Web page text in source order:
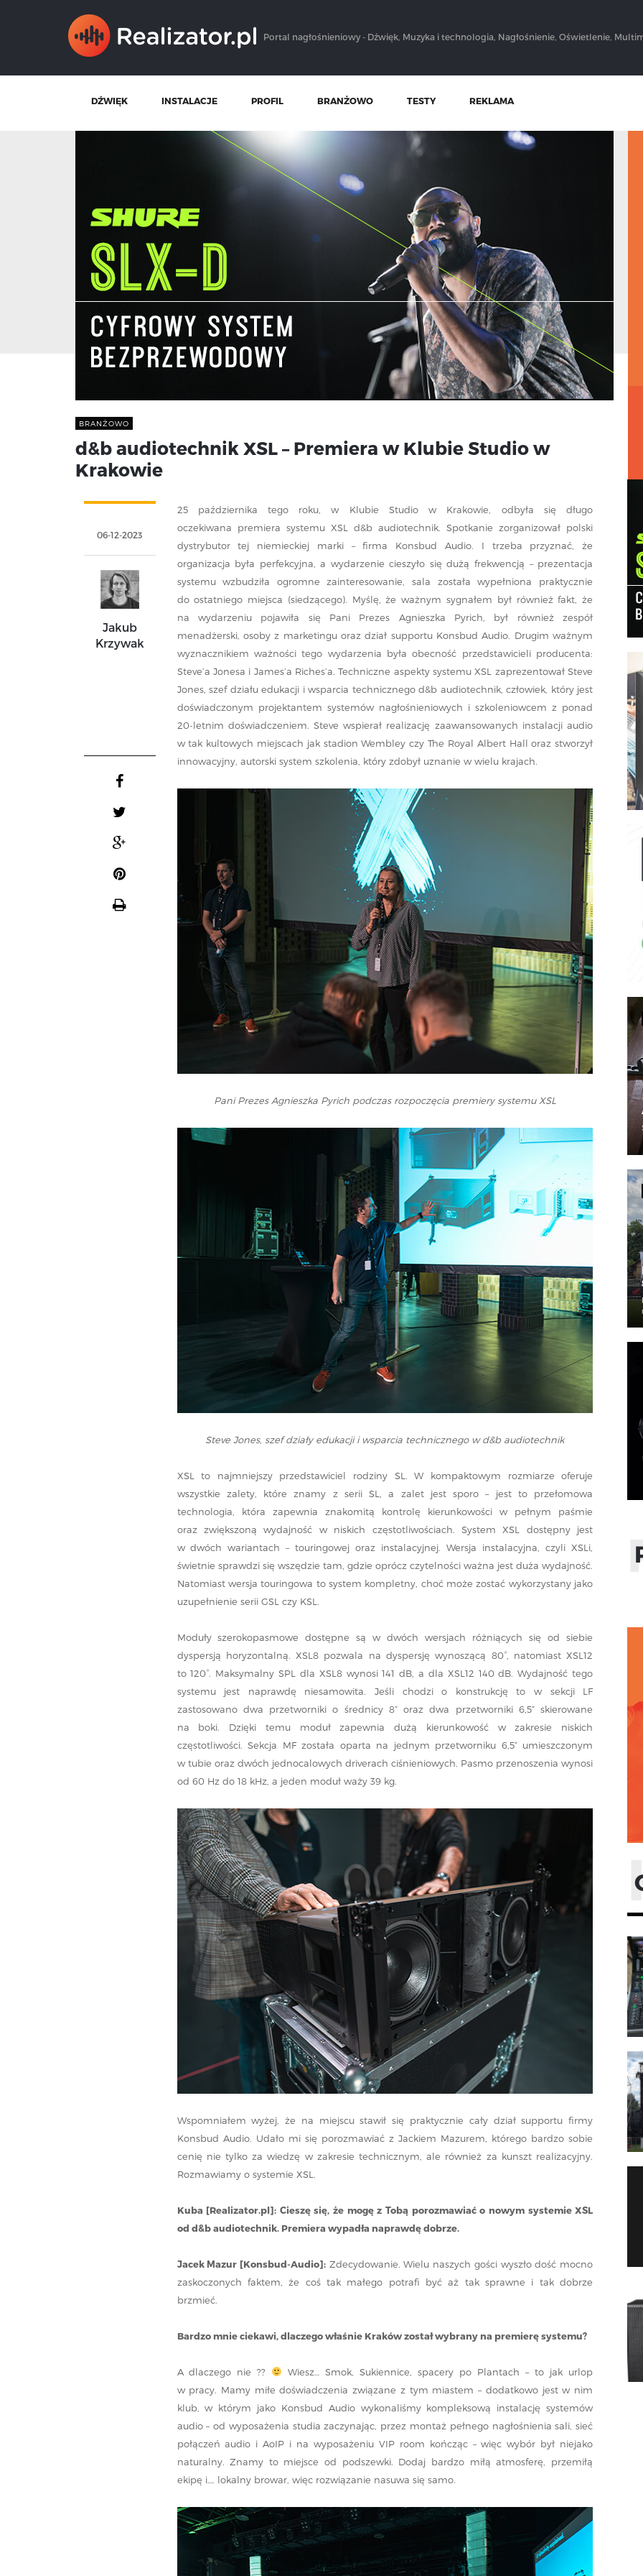
Portal nagłośnieniowy - Dźwięk, Muzyka i technologia, Nagłośnienie, Oświetlenie,
DŹWIĘK INSTALACJE PROFIL BRANŻOWO TESTY REKLAMA
BRANŻOWO
d&b audiotechnik XSL – Premiera w Klubie Studio w
Krakowie
06-12-2023
Jakub
Krzywak
25 października tego roku, w Klubie Studio w Krakowie, odbyła się długo
oczekiwana premiera systemu XSL d&b audiotechnik. Spotkanie zorganizował polski
dystrybutor tej niemieckiej marki – firma Konsbud Audio. I trzeba przyznać, że
organizacja była perfekcyjna, a wydarzenie cieszyło się dużą frekwencją – prezentacja
systemu wzbudziła ogromne zainteresowanie, sala została wypełniona praktycznie
do ostatniego miejsca (siedzącego). Myślę, że ważnym sygnałem był również fakt, że
na wydarzeniu pojawiła się Pani Prezes Agnieszka Pyrich, był również zespół
menadżerski, osoby z marketingu oraz dział supportu Konsbud Audio. Drugim ważnym
wyznacznikiem ważności tego wydarzenia była obecność przedstawicieli producenta:
Steve’a Jonesa i James’a Riches’a. Techniczne aspekty systemu XSL zaprezentował Steve
Jones, szef działu edukacji i wsparcia technicznego d&b audiotechnik, człowiek, który jest
doświadczonym projektantem systemów nagłośnieniowych i szkoleniowcem z ponad
20-letnim doświadczeniem. Steve wspierał realizację zaawansowanych instalacji audio
w tak kultowych miejscach jak stadion Wembley czy The Royal Albert Hall oraz stworzył
innowacyjny, autorski system szkolenia, który zdobył uznanie w wielu krajach.
Pani Prezes Agnieszka Pyrich podczas rozpoczęcia premiery systemu XSL
Steve Jones, szef działy edukacji i wsparcia technicznego w d&b audiotechnik
XSL to najmniejszy przedstawiciel rodziny SL. W kompaktowym rozmiarze oferuje
wszystkie zalety, które znamy z serii SL, a zalet jest sporo – jest to przełomowa
technologia, która zapewnia znakomitą kontrolę kierunkowości w pełnym paśmie
oraz zwiększoną wydajność w niskich częstotliwościach. System XSL dostępny jest
w dwóch wariantach – touringowej oraz instalacyjnej. Wersja instalacyjna, czyli XSLi,
świetnie sprawdzi się wszędzie tam, gdzie oprócz czytelności ważna jest duża wydajność.
Natomiast wersja touringowa to system kompletny, choć może zostać wykorzystany jako
uzupełnienie serii GSL czy KSL.
Moduły szerokopasmowe dostępne są w dwóch wersjach różniących się od siebie
dyspersją horyzontalną. XSL8 pozwala na dyspersję wynoszącą 80°, natomiast XSL12
to 120°. Maksymalny SPL dla XSL8 wynosi 141 dB, a dla XSL12 140 dB. Wydajność tego
systemu jest naprawdę niesamowita. Jeśli chodzi o konstrukcję to w sekcji LF
zastosowano dwa przetworniki o średnicy 8” oraz dwa przetworniki 6,5” skierowane
na boki. Dzięki temu moduł zapewnia dużą kierunkowość w zakresie niskich
częstotliwości. Sekcja MF została oparta na jednym przetworniku 6,5” umieszczonym
w tubie oraz dwóch jednocalowych driverach ciśnieniowych. Pasmo przenoszenia wynosi
od 60 Hz do 18 kHz, a jeden moduł waży 39 kg.
Wspomniałem wyżej, że na miejscu stawił się praktycznie cały dział supportu firmy
Konsbud Audio. Udało mi się porozmawiać z Jackiem Mazurem, którego bardzo sobie
cenię nie tylko za wiedzę w zakresie technicznym, ale również za kunszt realizacyjny.
Rozmawiamy o systemie XSL.
Kuba [Realizator.pl]: Cieszę się, że mogę z Tobą porozmawiać o nowym systemie XSL
od d&b audiotechnik. Premiera wypadła naprawdę dobrze.
Jacek Mazur [Konsbud-Audio]:Zdecydowanie. Wielu naszych gości wyszło dość mocno
zaskoczonych faktem, że coś tak małego potrafi być aż tak sprawne i tak dobrze
brzmieć.
Bardzo mnie ciekawi, dlaczego właśnie Kraków został wybrany na premierę systemu?
A dlaczego nie ??
Wiesz… Smok, Sukiennice, spacery po Plantach – to jak urlop
w pracy. Mamy miłe doświadczenia związane z tym miastem – dodatkowo jest w nim
klub, w którym jako Konsbud Audio wykonaliśmy kompleksową instalację systemów
audio – od wyposażenia studia zaczynając, przez montaż pełnego nagłośnienia sali, sieć
połączeń audio i AoIP i na wyposażeniu VIP room kończąc – więc wybór był niejako
naturalny. Znamy to miejsce od podszewki. Dodaj bardzo miłą atmosferę, przemiłą
ekipę i…. lokalny browar, więc rozwiązanie nasuwa się samo.